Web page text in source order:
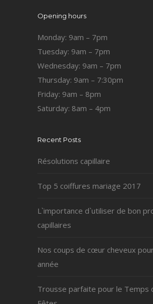
Opening hours
Monday: 9am – 7pm
Tuesday: 9am – 7pm
Wednesday: 9am – 7pm
Thursday: 9am – 7:30pm
Friday: 9am – 8pm
Saturday: 8am – 4pm
Recent Posts
Résolutions capillaire
Top 5 coiffures mariage 2017
L`importance d`utiliser de bon
capillaires
Nos coups de cœur cheveux
année
Trousse parfaite pour le Temps